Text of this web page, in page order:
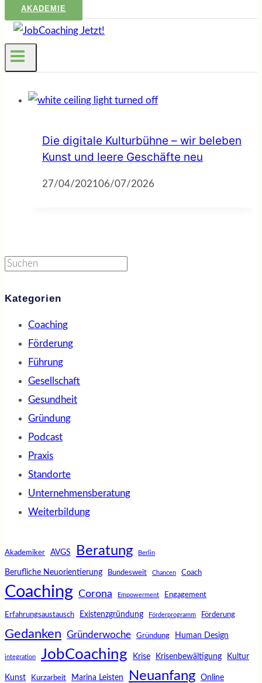
AKADEMIE
Die digitale Kulturbühne – wir beleben
Kunst und leere Geschäfte neu
27/04/202106/07/2026
Suchen
Kategorien
Coaching
Förderung
Führung
Gesellschaft
Gesundheit
Gründung
Podcast
Praxis
Standorte
Unternehmensberatung
Weiterbildung
Akademiker AVGS Beratung Berlin
Berufliche Neuorientierung Bundesweit Chancen Coach
Coaching Corona Empowerment Engagement
Erfahrungsaustausch Existenzgründung Förderprogramm Förderung
Gedanken Gründerwoche Gründung Human Design
integration JobCoaching Krise Krisenbewältigung Kultur
Kunst Kurzarbeit Marina Leisten Neuanfang Online